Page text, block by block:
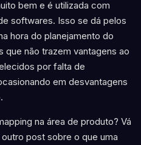
bem e é utilizada com
softwares. Isso se dá pelos
hora do planejamento do
não trazem vantagens ao
por falta de
em desvantagens
na área de produto? Vá
post sobre o que uma